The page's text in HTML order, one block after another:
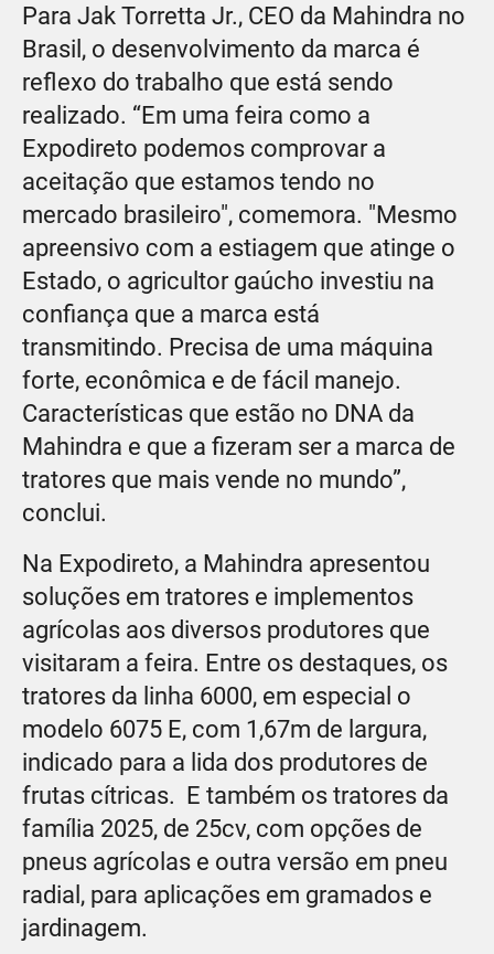
Para Jak Torretta Jr., CEO da Mahindra no
Brasil, o desenvolvimento da marca é
reflexo do trabalho que está sendo
realizado. “Em uma feira como a
Expodireto podemos comprovar a
aceitação que estamos tendo no
mercado brasileiro", comemora. "Mesmo
apreensivo com a estiagem que atinge o
Estado, o agricultor gaúcho investiu na
confiança que a marca está
transmitindo. Precisa de uma máquina
forte, econômica e de fácil manejo.
Características que estão no DNA da
Mahindra e que a fizeram ser a marca de
tratores que mais vende no mundo”,
conclui.
Na Expodireto, a Mahindra apresentou
soluções em tratores e implementos
agrícolas aos diversos produtores que
visitaram a feira. Entre os destaques, os
tratores da linha 6000, em especial o
modelo 6075 E, com 1,67m de largura,
indicado para a lida dos produtores de
frutas cítricas. E também os tratores da
família 2025, de 25cv, com opções de
pneus agrícolas e outra versão em pneu
radial, para aplicações em gramados e
jardinagem.